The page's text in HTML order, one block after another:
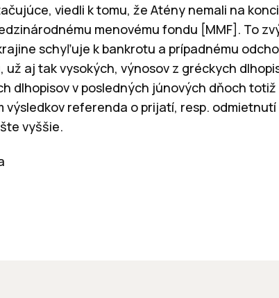
viedli k tomu, že Atény nemali na
menovému fondu [MMF]. To
schyľuje k bankrotu a prípadnému
aj tak vysokých, výnosov z gréckych
dlhopisov v posledných júnových dňoch
výsledkov referenda o prijatí, resp.
vyššie.